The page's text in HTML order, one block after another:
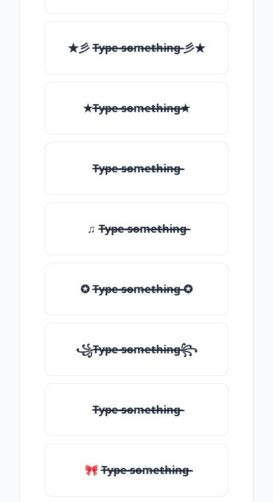
★彡 T̶̴y̶̴p̶̴e̶̴ ̶̴s̶̴o̶̴m̶̴e̶̴t̶̴h̶̴i̶̴n̶̴g̶̴ 彡★
★T̶̴y̶̴p̶̴e̶̴ ̶̴s̶̴o̶̴m̶̴e̶̴t̶̴h̶̴i̶̴n̶̴g̶̴★
T̶̴y̶̴p̶̴e̶̴ ̶̴s̶̴o̶̴m̶̴e̶̴t̶̴h̶̴i̶̴n̶̴g̶̴
♫ T̶̴y̶̴p̶̴e̶̴ ̶̴s̶̴o̶̴m̶̴e̶̴t̶̴h̶̴i̶̴n̶̴g̶̴
✪ T̶̴y̶̴p̶̴e̶̴ ̶̴s̶̴o̶̴m̶̴e̶̴t̶̴h̶̴i̶̴n̶̴g̶̴ ✪
꧁T̶̴y̶̴p̶̴e̶̴ ̶̴s̶̴o̶̴m̶̴e̶̴t̶̴h̶̴i̶̴n̶̴g̶̴꧂
T̶̴y̶̴p̶̴e̶̴ ̶̴s̶̴o̶̴m̶̴e̶̴t̶̴h̶̴i̶̴n̶̴g̶̴
🎀 T̶̴y̶̴p̶̴e̶̴ ̶̴s̶̴o̶̴m̶̴e̶̴t̶̴h̶̴i̶̴n̶̴g̶̴